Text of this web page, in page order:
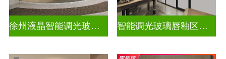
徐州液晶智能调光玻璃定做电话 智能调光玻璃唇釉区别图片高清